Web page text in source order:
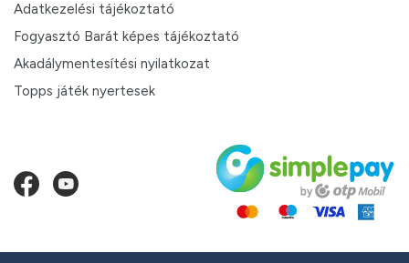
Adatkezelési tájékoztató
Fogyasztó Barát képes tájékoztató
Akadálymentesítési nyilatkozat
Topps játék nyertesek